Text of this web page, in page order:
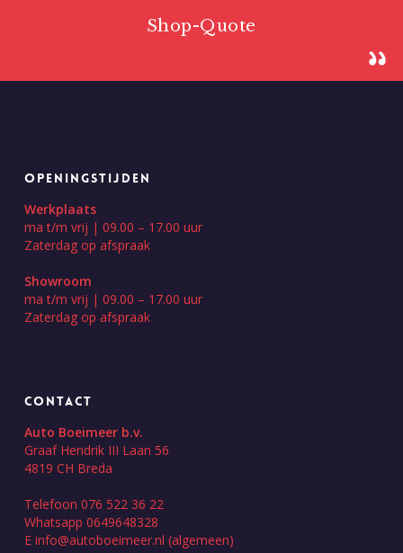
Shop-Quote
OPENINGSTIJDEN
Werkplaats
ma t/m vrij | 09.00 – 17.00 uur
Zaterdag op afspraak
Showroom
ma t/m vrij | 09.00 – 17.00 uur
Zaterdag op afspraak
CONTACT
Auto Boeimeer b.v.
Graaf Hendrik III Laan 56
4819 CH Breda
Telefoon 076 522 36 22
Whatsapp 0649648328
E info@autoboeimeer.nl (algemeen)